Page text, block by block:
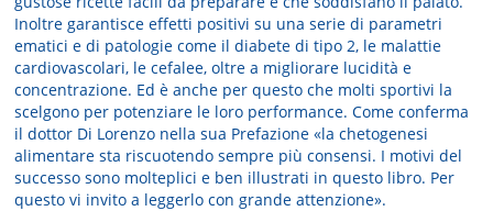
Inoltre garantisce effetti positivi su una serie di parametri
ematici e di patologie come il diabete di tipo 2, le malattie
cardiovascolari, le cefalee, oltre a migliorare lucidità e
concentrazione. Ed è anche per questo che molti sportivi la
scelgono per potenziare le loro performance. Come conferma
il dottor Di Lorenzo nella sua Prefazione «la chetogenesi
alimentare sta riscuotendo sempre più consensi. I motivi del
successo sono molteplici e ben illustrati in questo libro. Per
questo vi invito a leggerlo con grande attenzione».